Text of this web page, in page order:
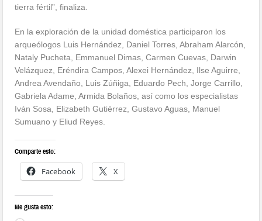
tierra fértil”, finaliza.
En la exploración de la unidad doméstica participaron los
arqueólogos Luis Hernández, Daniel Torres, Abraham Alarcón,
Nataly Pucheta, Emmanuel Dimas, Carmen Cuevas, Darwin
Velázquez, Eréndira Campos, Alexei Hernández, Ilse Aguirre,
Andrea Avendaño, Luis Zúñiga, Eduardo Pech, Jorge Carrillo,
Gabriela Adame, Armida Bolaños, así como los especialistas
Iván Sosa, Elizabeth Gutiérrez, Gustavo Aguas, Manuel
Sumuano y Eliud Reyes.
Comparte esto:
Facebook X
Me gusta esto: